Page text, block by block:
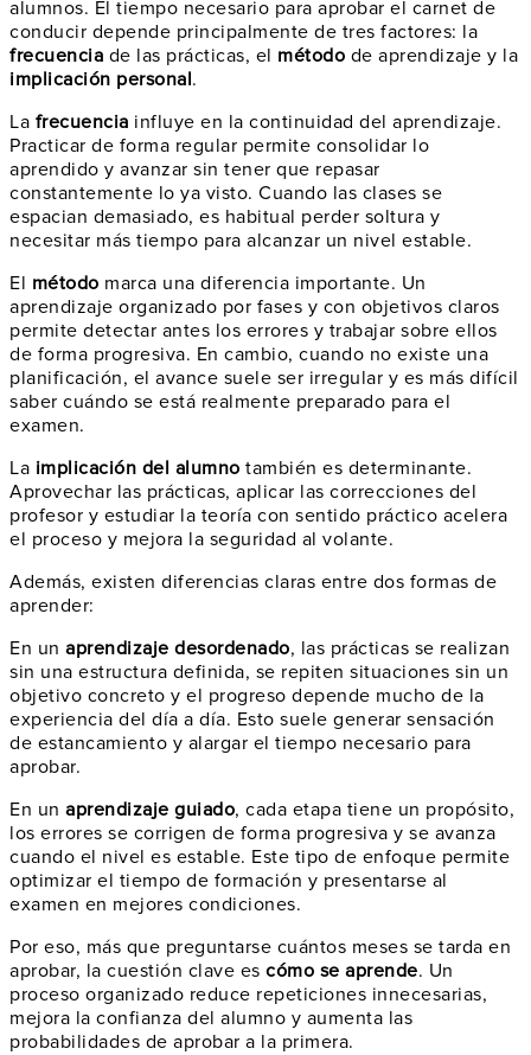
alumnos. El tiempo necesario para aprobar el carnet de
conducir depende principalmente de tres factores: la
frecuencia de las prácticas, el método de aprendizaje y la
implicación personal.
La frecuencia influye en la continuidad del aprendizaje.
Practicar de forma regular permite consolidar lo
aprendido y avanzar sin tener que repasar
constantemente lo ya visto. Cuando las clases se
espacian demasiado, es habitual perder soltura y
necesitar más tiempo para alcanzar un nivel estable.
El método marca una diferencia importante. Un
aprendizaje organizado por fases y con objetivos claros
permite detectar antes los errores y trabajar sobre ellos
de forma progresiva. En cambio, cuando no existe una
planificación, el avance suele ser irregular y es más difícil
saber cuándo se está realmente preparado para el
examen.
La implicación del alumno también es determinante.
Aprovechar las prácticas, aplicar las correcciones del
profesor y estudiar la teoría con sentido práctico acelera
el proceso y mejora la seguridad al volante.
Además, existen diferencias claras entre dos formas de
aprender:
En un aprendizaje desordenado, las prácticas se realizan
sin una estructura definida, se repiten situaciones sin un
objetivo concreto y el progreso depende mucho de la
experiencia del día a día. Esto suele generar sensación
de estancamiento y alargar el tiempo necesario para
aprobar.
En un aprendizaje guiado, cada etapa tiene un propósito,
los errores se corrigen de forma progresiva y se avanza
cuando el nivel es estable. Este tipo de enfoque permite
optimizar el tiempo de formación y presentarse al
examen en mejores condiciones.
Por eso, más que preguntarse cuántos meses se tarda en
aprobar, la cuestión clave es cómo se aprende. Un
proceso organizado reduce repeticiones innecesarias,
mejora la confianza del alumno y aumenta las
probabilidades de aprobar a la primera.